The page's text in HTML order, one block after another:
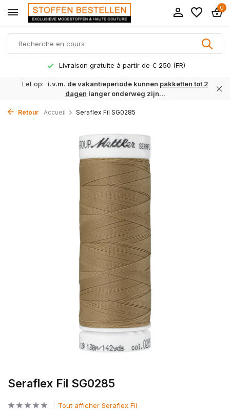
0
Livraison gratuite à partir de € 250 (FR)
Let op: i.v.m. de vakantieperiode kunnen pakketten tot 2
dagen langer onderweg zijn...
Retour Accueil Seraflex Fil SG0285
Seraflex Fil SG0285
Tout afficher Seraflex Fil